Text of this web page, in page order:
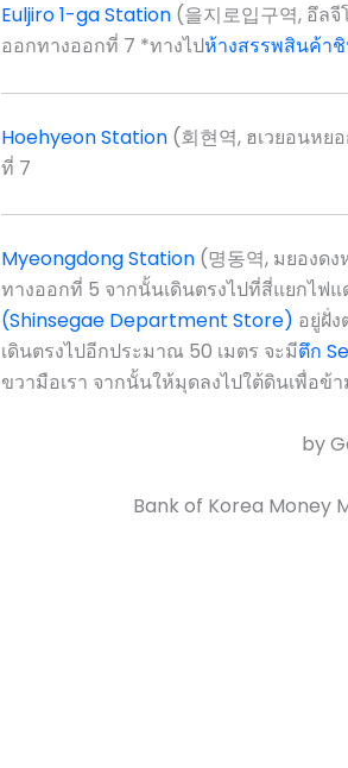
Euljiro 1-ga Station(을지로입구역, อึล
ออกทางออกที่ 7 *ทางไปห้างสรรพสินค้า
Hoehyeon Station(회현역, ฮเวยอนหย
ที่ 7
Myeongdong Station(명동역, มยองดง
ทางออกที่ 5 จากนั้นเดินตรงไปที่สี่แยกไฟแ
(Shinsegae Department Store) อยู่ฝั่
เดินตรงไปอีกประมาณ 50 เมตร จะมีตึก
ขวามือเรา จากนั้นให้มุดลงไปใต้ดินเพื่อข้
by
Bank of Korea Money